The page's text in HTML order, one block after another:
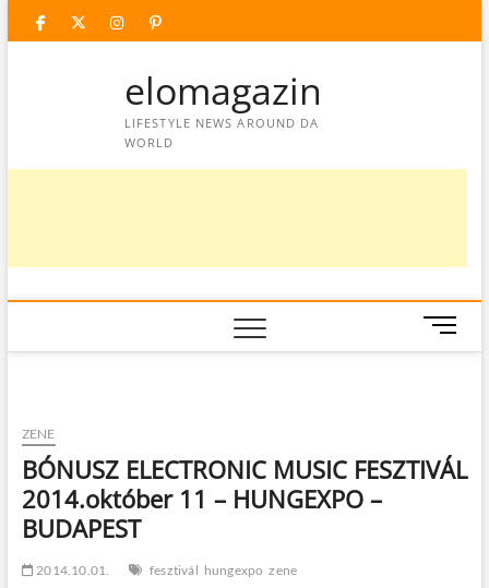
facebooktwitter
instagram
googleplus
pinterest
elomagazin
LIFESTYLE NEWS AROUND DA
WORLD
M
e
t
ZENE
BÓNUSZ ELECTRONIC MUSIC FESZTIVÁL
2014.október 11 – HUNGEXPO –
BUDAPEST
2014.10.01. fesztivál hungexpo zene